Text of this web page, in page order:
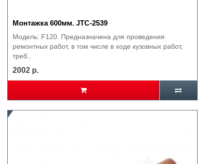
Монтажка 600мм. JTC-2539
Модель: F120. Предназначена для проведения
ремонтных работ, в том числе в ходе кузовных работ,
треб..
2002 р.